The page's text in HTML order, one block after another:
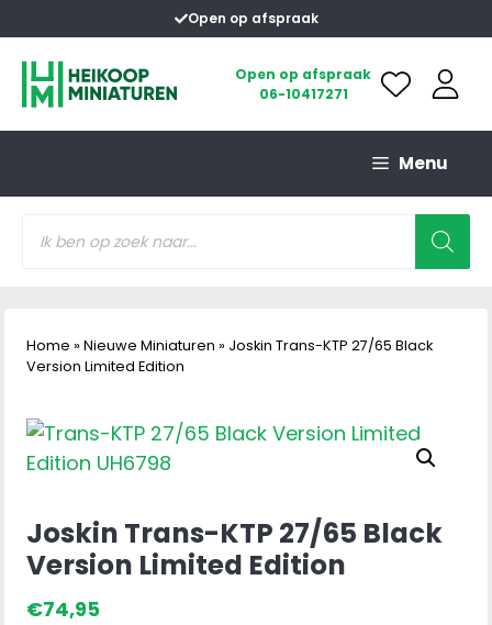
naar
inhoud
Open op afspraak
Open op afspraak
06-10417271
Menu
zoeken
Home » Nieuwe Miniaturen » Joskin Trans-KTP 27/65 Black
Version Limited Edition
Joskin Trans-KTP 27/65 Black
Version Limited Edition
€74,95